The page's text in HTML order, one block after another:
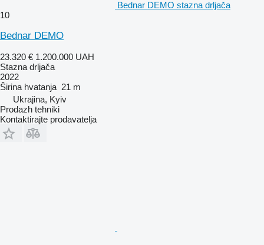
Bednar DEMO stazna drljača
10
Bednar DEMO
23.320 € 1.200.000 UAH
Stazna drljača
2022
Širina hvatanja 21 m
Ukrajina, Kyiv
Prodazh tehniki
Kontaktirajte prodavatelja